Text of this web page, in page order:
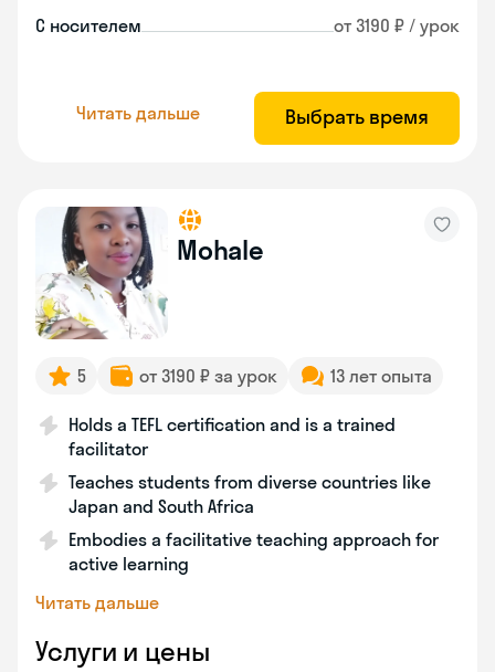
С носителем от 3190 ₽ / урок
Читать дальше Выбрать время
Mohale
5 от 3190 ₽ за урок 13 лет опыта
Holds a TEFL certification and is a trained
facilitator
Teaches students from diverse countries like
Japan and South Africa
Embodies a facilitative teaching approach for
active learning
Читать дальше
Услуги и цены